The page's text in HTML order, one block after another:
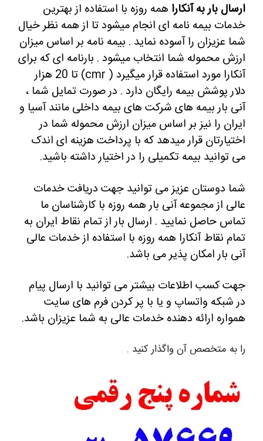
ارسال بار به آنکارا همه روزه با استفاده از بهترین
خدمات بیمه نامه ای انجام میشود تا از همه نظر خیال
شما عزیزان را آسوده نماید . بیمه نامه بر اساس میزان
ارزش محموله شما انتخاب میشود . بارنامه ای که برای
آنکارا مورد استفاده قرار میگیرد ( cmr) تا 20 هزار
دلار پوشش بیمه رایگان دارد . در صورت تمایل شما ،
آنی بار بیمه های شرکت های بیمه داخلی مانند آسیا و
ایران را نیز بر اساس میزان ارزش محموله شما در
اختیارتان قرار میدهد که با پرداخت هزینه ای اندک
می توانید بیمه تکمیلی را در اختیار داشته باشید.
شما دوستان عزیز می توانید جهت دریافت خدمات
عالی از مجموعه آنی بار همه روزه با کارشناسان ما
تماس حاصل نمایید . ارسال بار از تمام نقاط ایران به
تمام نقاط آنکارا همه روزه با استفاده از خدمات عالی
آنی بار امکان پذیر می باشد.
جهت کسب اطلاعات بیشتر می توانید با ارسال پیام
در شبکه واتساپ و یا با پر کردن فرم های سایت
همواره ارائه دهنده خدمات عالی به شما عزیزان باشد.
را به متخصص آن واگذار کنید .